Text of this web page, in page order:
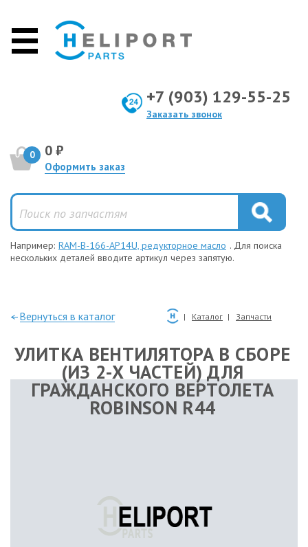
+7 (903) 129-55-25
Заказать звонок
0 0 ₽
Оформить заказ
Например: RAM-B-166-AP14U, редукторное масло . Для поиска
нескольких деталей вводите артикул через запятую.
—Вернуться в каталог Каталог Запчасти
УЛИТКА ВЕНТИЛЯТОРА В СБОРЕ
(ИЗ 2-Х ЧАСТЕЙ) ДЛЯ
ГРАЖДАНСКОГО ВЕРТОЛЕТА
ROBINSON R44